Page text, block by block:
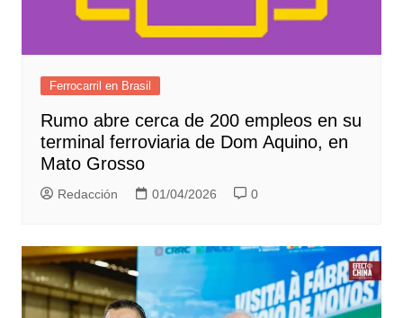
Ferrocarril en Brasil
Rumo abre cerca de 200 empleos en su
terminal ferroviaria de Dom Aquino, en
Mato Grosso
Redacción 01/04/2026 0